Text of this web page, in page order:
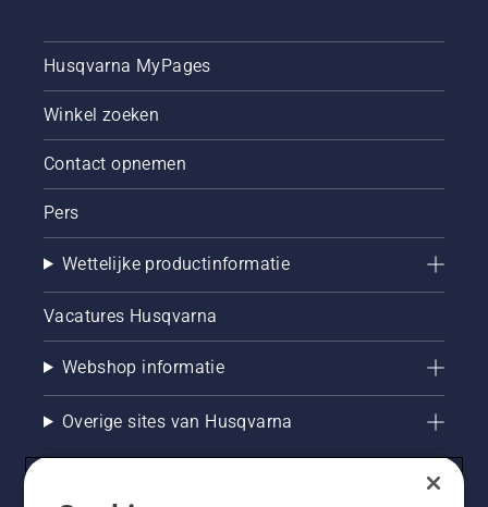
Husqvarna MyPages
Winkel zoeken
Contact opnemen
Pers
Wettelijke productinformatie
Vacatures Husqvarna
Webshop informatie
Overige sites van Husqvarna